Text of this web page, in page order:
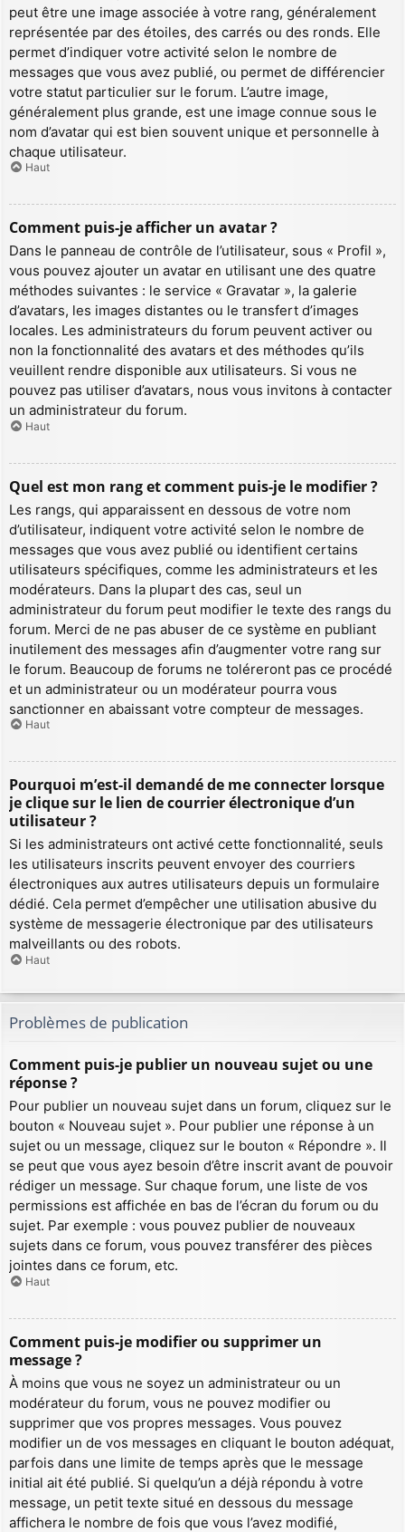
peut être une image associée à votre rang, généralement
représentée par des étoiles, des carrés ou des ronds. Elle
permet d’indiquer votre activité selon le nombre de
messages que vous avez publié, ou permet de différencier
votre statut particulier sur le forum. L’autre image,
généralement plus grande, est une image connue sous le
nom d’avatar qui est bien souvent unique et personnelle à
chaque utilisateur.
Haut
Comment puis-je afficher un avatar ?
Dans le panneau de contrôle de l’utilisateur, sous « Profil »,
vous pouvez ajouter un avatar en utilisant une des quatre
méthodes suivantes : le service « Gravatar », la galerie
d’avatars, les images distantes ou le transfert d’images
locales. Les administrateurs du forum peuvent activer ou
non la fonctionnalité des avatars et des méthodes qu’ils
veuillent rendre disponible aux utilisateurs. Si vous ne
pouvez pas utiliser d’avatars, nous vous invitons à contacter
un administrateur du forum.
Haut
Quel est mon rang et comment puis-je le modifier ?
Les rangs, qui apparaissent en dessous de votre nom
d’utilisateur, indiquent votre activité selon le nombre de
messages que vous avez publié ou identifient certains
utilisateurs spécifiques, comme les administrateurs et les
modérateurs. Dans la plupart des cas, seul un
administrateur du forum peut modifier le texte des rangs du
forum. Merci de ne pas abuser de ce système en publiant
inutilement des messages afin d’augmenter votre rang sur
le forum. Beaucoup de forums ne toléreront pas ce procédé
et un administrateur ou un modérateur pourra vous
sanctionner en abaissant votre compteur de messages.
Haut
Pourquoi m’est-il demandé de me connecter lorsque
je clique sur le lien de courrier électronique d’un
utilisateur ?
Si les administrateurs ont activé cette fonctionnalité, seuls
les utilisateurs inscrits peuvent envoyer des courriers
électroniques aux autres utilisateurs depuis un formulaire
dédié. Cela permet d’empêcher une utilisation abusive du
système de messagerie électronique par des utilisateurs
malveillants ou des robots.
Haut
Problèmes de publication
Comment puis-je publier un nouveau sujet ou une
réponse ?
Pour publier un nouveau sujet dans un forum, cliquez sur le
bouton « Nouveau sujet ». Pour publier une réponse à un
sujet ou un message, cliquez sur le bouton « Répondre ». Il
se peut que vous ayez besoin d’être inscrit avant de pouvoir
rédiger un message. Sur chaque forum, une liste de vos
permissions est affichée en bas de l’écran du forum ou du
sujet. Par exemple : vous pouvez publier de nouveaux
sujets dans ce forum, vous pouvez transférer des pièces
jointes dans ce forum, etc.
Haut
Comment puis-je modifier ou supprimer un
message ?
À moins que vous ne soyez un administrateur ou un
modérateur du forum, vous ne pouvez modifier ou
supprimer que vos propres messages. Vous pouvez
modifier un de vos messages en cliquant le bouton adéquat,
parfois dans une limite de temps après que le message
initial ait été publié. Si quelqu’un a déjà répondu à votre
message, un petit texte situé en dessous du message
affichera le nombre de fois que vous l’avez modifié,